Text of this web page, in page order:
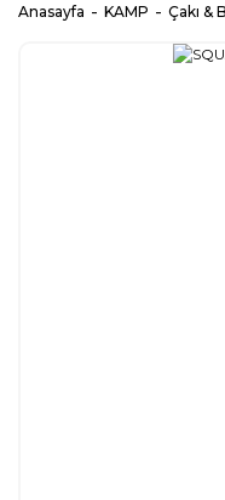
Anasayfa KAMP Çakı &